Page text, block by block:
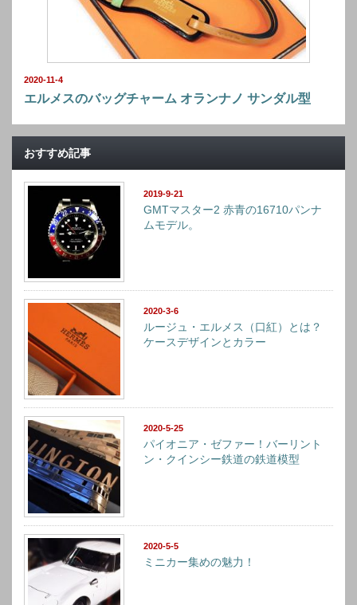
2020-11-4
エルメスのバッグチャーム オランナノ サンダル型
おすすめ記事
2019-9-21
GMTマスター2 赤青の16710パンナ
ムモデル。
2020-3-6
ルージュ・エルメス（口紅）とは？
ケースデザインとカラー
2020-5-25
パイオニア・ゼファー！バーリント
ン・クインシー鉄道の鉄道模型
2020-5-5
ミニカー集めの魅力！